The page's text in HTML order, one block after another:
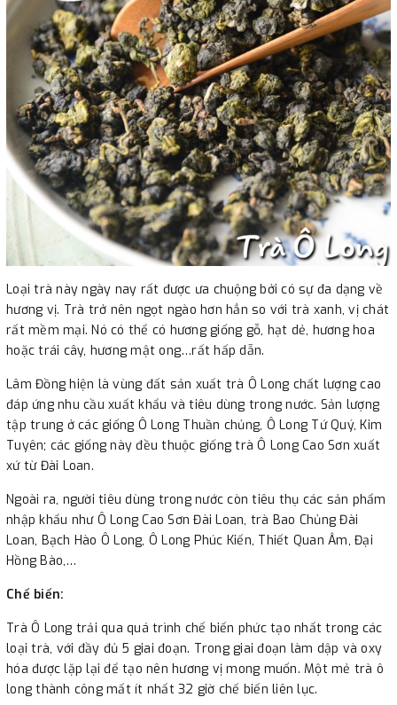
Loại trà này ngày nay rất được ưa chuộng bởi có sự đa dạng về
hương vị. Trà trở nên ngọt ngào hơn hẳn so với trà xanh, vị chát
rất mềm mại. Nó có thể có hương giống gỗ, hạt dẻ, hương hoa
hoặc trái cây, hương mật ong…rất hấp dẫn.
Lâm Đồng hiện là vùng đất sản xuất trà Ô Long chất lượng cao
đáp ứng nhu cầu xuất khẩu và tiêu dùng trong nước. Sản lượng
tập trung ở các giống Ô Long Thuần chủng, Ô Long Tứ Quý, Kim
Tuyên; các giống này đều thuộc giống trà Ô Long Cao Sơn xuất
xứ từ Đài Loan.
Ngoài ra, người tiêu dùng trong nước còn tiêu thụ các sản phẩm
nhập khẩu như Ô Long Cao Sơn Đài Loan, trà Bao Chủng Đài
Loan, Bạch Hào Ô Long, Ô Long Phúc Kiến, Thiết Quan Âm, Đại
Hồng Bào,…
Chế biến:
Trà Ô Long trải qua quá trình chế biến phức tạo nhất trong các
loại trà, với đầy đủ 5 giai đoạn. Trong giai đoạn làm dập và oxy
hóa được lặp lại để tạo nên hương vị mong muốn. Một mẻ trà ô
long thành công mất ít nhất 32 giờ chế biến liên lục.